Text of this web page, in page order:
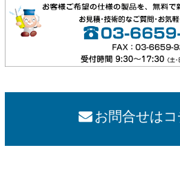
お問合せは